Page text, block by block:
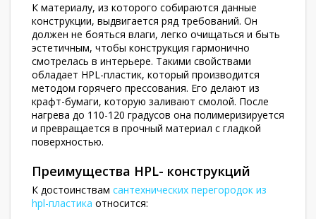
К материалу, из которого собираются данные
конструкции, выдвигается ряд требований. Он
должен не бояться влаги, легко очищаться и быть
эстетичным, чтобы конструкция гармонично
смотрелась в интерьере. Такими свойствами
обладает HPL-пластик, который производится
методом горячего прессования. Его делают из
крафт-бумаги, которую заливают смолой. После
нагрева до 110-120 градусов она полимеризируется
и превращается в прочный материал с гладкой
поверхностью.
Преимущества HPL- конструкций
К достоинствам сантехнических перегородок из
hpl-пластика относится: